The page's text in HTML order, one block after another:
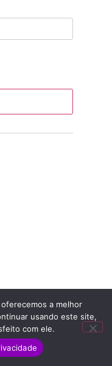
a melhor
usando este site,
com ele.